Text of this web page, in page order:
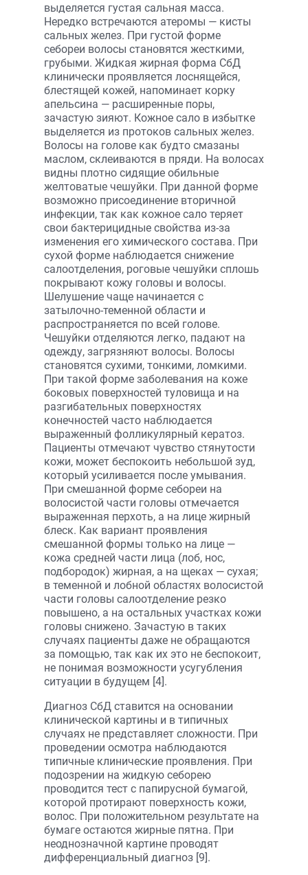
выделяется густая сальная масса.
Нередко встречаются атеромы — кисты
сальных желез. При густой форме
себореи волосы становятся жесткими,
грубыми. Жидкая жирная форма СбД
клинически проявляется лоснящейся,
блестящей кожей, напоминает корку
апельсина — расширенные поры,
зачастую зияют. Кожное сало в избытке
выделяется из протоков сальных желез.
Волосы на голове как будто смазаны
маслом, склеиваются в пряди. На волосах
видны плотно сидящие обильные
желтоватые чешуйки. При данной форме
возможно присоединение вторичной
инфекции, так как кожное сало теряет
свои бактерицидные свойства из-за
изменения его химического состава. При
сухой форме наблюдается снижение
салоотделения, роговые чешуйки сплошь
покрывают кожу головы и волосы.
Шелушение чаще начинается с
затылочно-теменной области и
распространяется по всей голове.
Чешуйки отделяются легко, падают на
одежду, загрязняют волосы. Волосы
становятся сухими, тонкими, ломкими.
При такой форме заболевания на коже
боковых поверхностей туловища и на
разгибательных поверхностях
конечностей часто наблюдается
выраженный фолликулярный кератоз.
Пациенты отмечают чувство стянутости
кожи, может беспокоить небольшой зуд,
который усиливается после умывания.
При смешанной форме себореи на
волосистой части головы отмечается
выраженная перхоть, а на лице жирный
блеск. Как вариант проявления
смешанной формы только на лице —
кожа средней части лица (лоб, нос,
подбородок) жирная, а на щеках — сухая;
в теменной и лобной областях волосистой
части головы салоотделение резко
повышено, а на остальных участках кожи
головы снижено. Зачастую в таких
случаях пациенты даже не обращаются
за помощью, так как их это не беспокоит,
не понимая возможности усугубления
ситуации в будущем [4].
Диагноз СбД ставится на основании
клинической картины и в типичных
случаях не представляет сложности. При
проведении осмотра наблюдаются
типичные клинические проявления. При
подозрении на жидкую себорею
проводится тест с папирусной бумагой,
которой протирают поверхность кожи,
волос. При положительном результате на
бумаге остаются жирные пятна. При
неоднозначной картине проводят
дифференциальный диагноз [9].